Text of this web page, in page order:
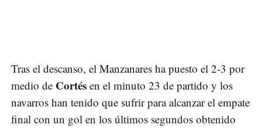
Tras el descanso, el Manzanares ha puesto el 2-3 por
medio de Cortés en el minuto 23 de partido y los
navarros han tenido que sufrir para alcanzar el empate
final con un gol en los últimos segundos obtenido